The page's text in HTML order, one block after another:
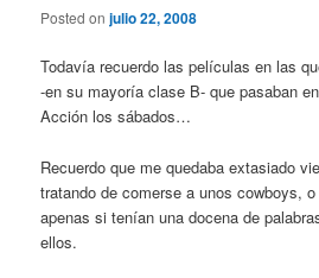
Posted onjulio 22, 2008
Todavía recuerdo las películas en las
-en su mayoría clase B- que pasaban
Acción los sábados…
Recuerdo que me quedaba extasiado
tratando de comerse a unos cowboys,
apenas si tenían una docena de
ellos.